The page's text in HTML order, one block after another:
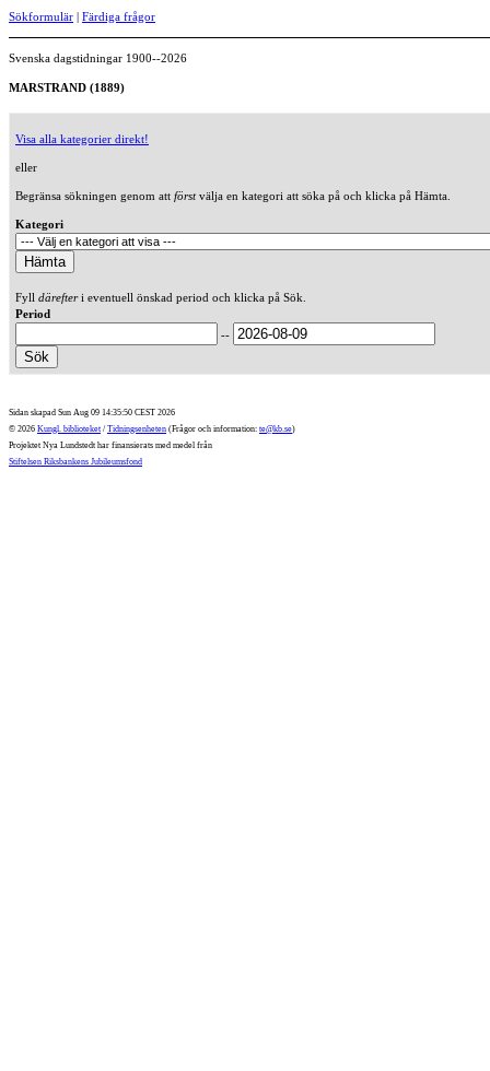
Sökformulär | Färdiga frågor
Svenska dagstidningar 1900--2026
MARSTRAND (1889)
Visa alla kategorier direkt!
eller
Begränsa sökningen genom att förstvälja en kategori att söka på och klicka på Hämta.
Kategori
Fyll därefteri eventuell önskad period och klicka på Sök.
Period
--
Sidan skapad Sun Aug 09 14:35:50 CEST 2026
© 2026 Kungl. biblioteket / Tidningsenheten (Frågor och information: te@kb.se)
Projektet Nya Lundstedt har finansierats med medel från
Stiftelsen Riksbankens Jubileumsfond